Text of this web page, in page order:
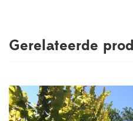
Gerelateerde